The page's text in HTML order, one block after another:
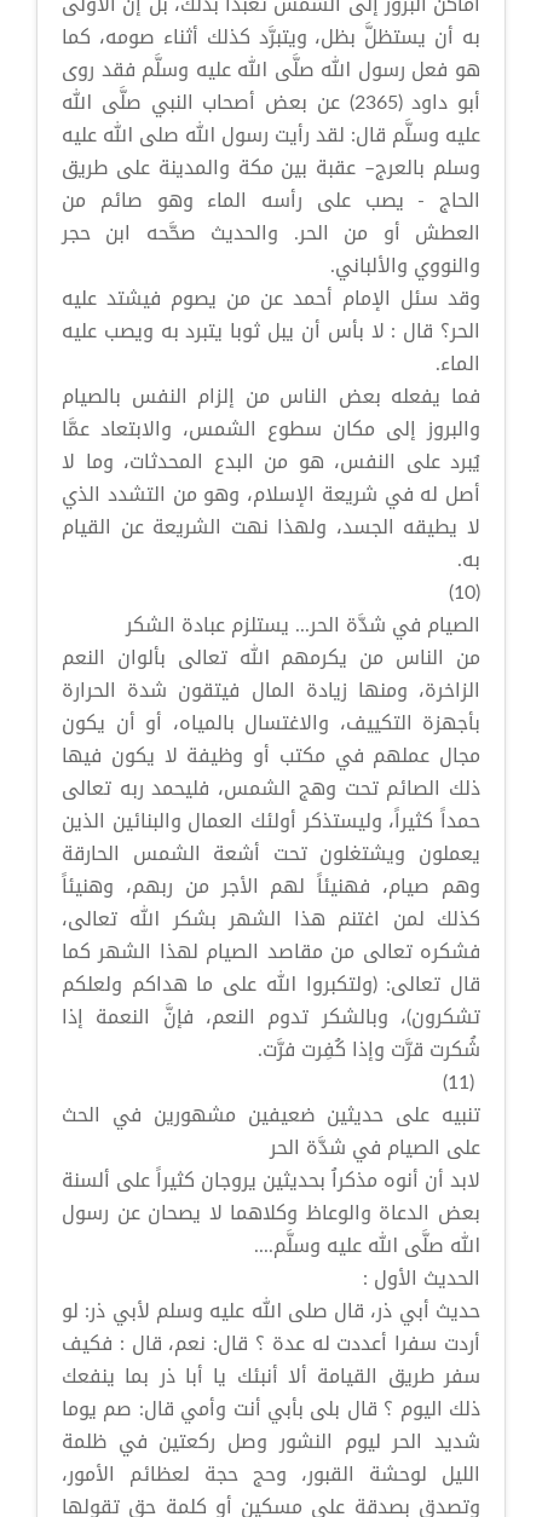
به أن يستظلَّ بظل، ويتبرَّد كذلك أثناء صومه، كما
هو فعل رسول الله صلَّى الله عليه وسلَّم فقد روى
أبو داود (2365) عن بعض أصحاب النبي صلَّى الله
عليه وسلَّم قال: لقد رأيت رسول الله صلى الله عليه
وسلم بالعرج– عقبة بين مكة والمدينة على طريق
الحاج - يصب على رأسه الماء وهو صائم من
العطش أو من الحر. والحديث صحَّحه ابن حجر
والنووي والألباني.
وقد سئل الإمام أحمد عن من يصوم فيشتد عليه
الحر؟ قال : لا بأس أن يبل ثوبا يتبرد به ويصب عليه
الماء.
فما يفعله بعض الناس من إلزام النفس بالصيام
والبروز إلى مكان سطوع الشمس، والابتعاد عمَّا
يُبرد على النفس، هو من البدع المحدثات، وما لا
أصل له في شريعة الإسلام، وهو من التشدد الذي
لا يطيقه الجسد، ولهذا نهت الشريعة عن القيام
به.
(10)
الصيام في شدَّة الحر... يستلزم عبادة الشكر
من الناس من يكرمهم الله تعالى بألوان النعم
الزاخرة، ومنها زيادة المال فيتقون شدة الحرارة
بأجهزة التكييف، والاغتسال بالمياه، أو أن يكون
مجال عملهم في مكتب أو وظيفة لا يكون فيها
ذلك الصائم تحت وهج الشمس، فليحمد ربه تعالى
حمداً كثيراً، وليستذكر أولئك العمال والبنائين الذين
يعملون ويشتغلون تحت أشعة الشمس الحارقة
وهم صيام، فهنيئاً لهم الأجر من ربهم، وهنيئاً
كذلك لمن اغتنم هذا الشهر بشكر الله تعالى،
فشكره تعالى من مقاصد الصيام لهذا الشهر كما
قال تعالى: (ولتكبروا الله على ما هداكم ولعلكم
تشكرون)، وبالشكر تدوم النعم، فإنَّ النعمة إذا
شُكرت قرَّت وإذا كُفِرت فرَّت.
(11)
تنبيه على حديثين ضعيفين مشهورين في الحث
على الصيام في شدَّة الحر
لابد أن أنوه مذكراُ بحديثين يروجان كثيراً على ألسنة
بعض الدعاة والوعاظ وكلاهما لا يصحان عن رسول
الله صلَّى الله عليه وسلَّم....
الحديث الأول :
حديث أبي ذر، قال صلى الله عليه وسلم لأبي ذر: لو
أردت سفرا أعددت له عدة ؟ قال: نعم، قال : فكيف
سفر طريق القيامة ألا أنبئك يا أبا ذر بما ينفعك
ذلك اليوم ؟ قال بلى بأبي أنت وأمي قال: صم يوما
شديد الحر ليوم النشور وصل ركعتين في ظلمة
الليل لوحشة القبور، وحج حجة لعظائم الأمور،
وتصدق بصدقة على مسكين أو كلمة حق تقولها